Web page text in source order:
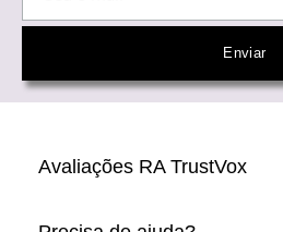
Avaliações RA TrustVox